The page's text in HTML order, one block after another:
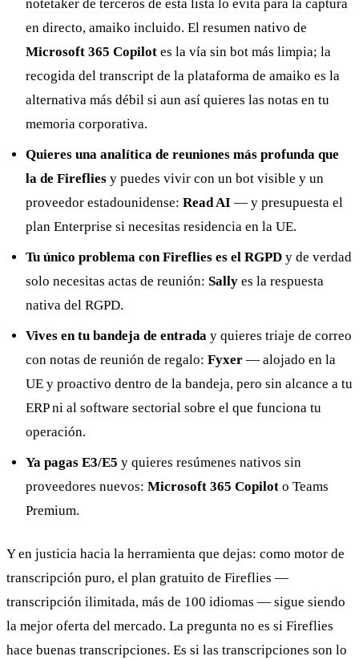
notetaker de terceros de esta lista lo evita para la captura
en directo, amaiko incluido. El resumen nativo de
Microsoft 365 Copilot es la vía sin bot más limpia; la
recogida del transcript de la plataforma de amaiko es la
alternativa más débil si aun así quieres las notas en tu
memoria corporativa.
Quieres una analítica de reuniones más profunda que
la de Fireflies y puedes vivir con un bot visible y un
proveedor estadounidense: Read AI — y presupuesta el
plan Enterprise si necesitas residencia en la UE.
Tu único problema con Fireflies es el RGPD y de verdad
solo necesitas actas de reunión: Sally es la respuesta
nativa del RGPD.
Vives en tu bandeja de entrada y quieres triaje de correo
con notas de reunión de regalo: Fyxer — alojado en la
UE y proactivo dentro de la bandeja, pero sin alcance a tu
ERP ni al software sectorial sobre el que funciona tu
operación.
Ya pagas E3/E5 y quieres resúmenes nativos sin
proveedores nuevos: Microsoft 365 Copilot o Teams
Premium.
Y en justicia hacia la herramienta que dejas: como motor de
transcripción puro, el plan gratuito de Fireflies —
transcripción ilimitada, más de 100 idiomas — sigue siendo
la mejor oferta del mercado. La pregunta no es si Fireflies
hace buenas transcripciones. Es si las transcripciones son lo